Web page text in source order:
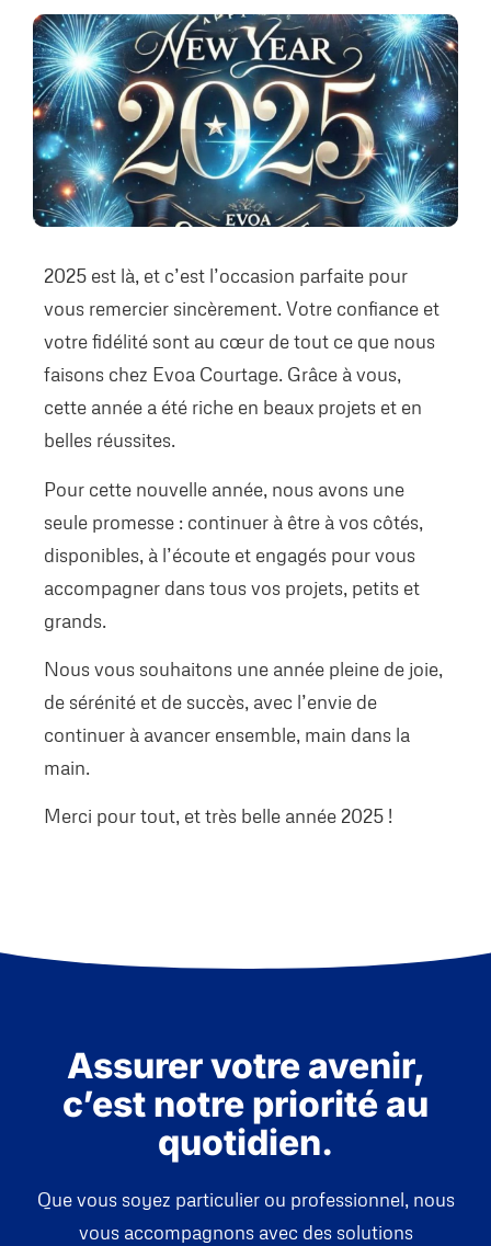
2025 est là, et c’est l’occasion parfaite pour
vous remercier sincèrement. Votre confiance et
votre fidélité sont au cœur de tout ce que nous
faisons chez Evoa Courtage. Grâce à vous,
cette année a été riche en beaux projets et en
belles réussites.
Pour cette nouvelle année, nous avons une
seule promesse : continuer à être à vos côtés,
disponibles, à l’écoute et engagés pour vous
accompagner dans tous vos projets, petits et
grands.
Nous vous souhaitons une année pleine de joie,
de sérénité et de succès, avec l’envie de
continuer à avancer ensemble, main dans la
main.
Merci pour tout, et très belle année 2025 !
Assurer votre avenir,
c’est notre priorité au
quotidien.
Que vous soyez particulier ou professionnel, nous
vous accompagnons avec des solutions